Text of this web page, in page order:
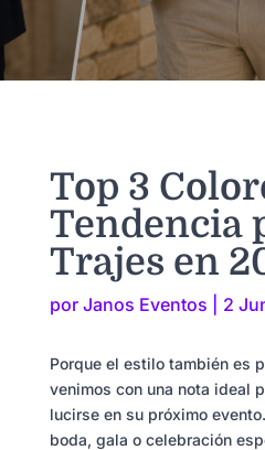
Top 3
Tendencia
Trajes en
por Janos Eventos 2
Porque el estilo también es
venimos con una nota ideal
lucirse en su próximo
boda, gala o celebración